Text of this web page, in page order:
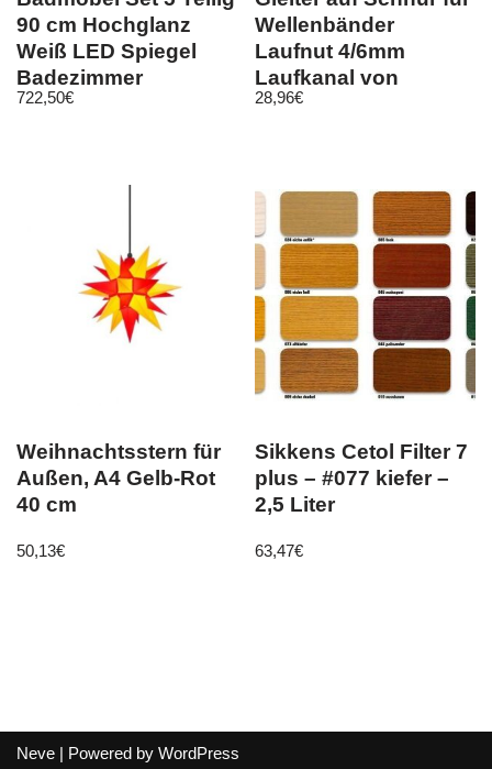
90 cm Hochglanz
Weiß LED Spiegel
Badezimmer
Badschrank
722,50€
Wellenbänder
Laufnut 4/6mm
Laufkanal von
mindestens 10mm
28,96€
Weihnachtsstern für
Außen, A4 Gelb-Rot
40 cm
50,13€
Sikkens Cetol Filter 7
plus – #077 kiefer –
2,5 Liter
63,47€
Neve | Powered by WordPress